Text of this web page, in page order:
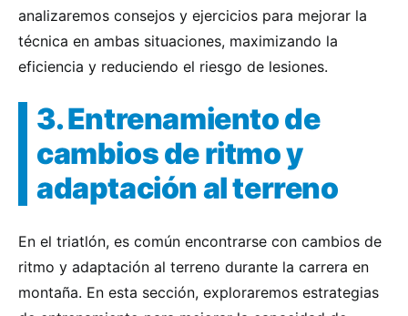
analizaremos consejos y ejercicios para mejorar la
técnica en ambas situaciones, maximizando la
eficiencia y reduciendo el riesgo de lesiones.
3. Entrenamiento de
cambios de ritmo y
adaptación al terreno
En el triatlón, es común encontrarse con cambios de
ritmo y adaptación al terreno durante la carrera en
montaña. En esta sección, exploraremos estrategias